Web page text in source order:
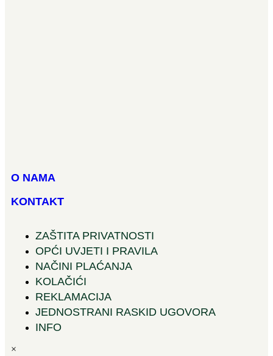
O NAMA
KONTAKT
ZAŠTITA PRIVATNOSTI
OPĆI UVJETI I PRAVILA
NAČINI PLAĆANJA
KOLAČIĆI
REKLAMACIJA
JEDNOSTRANI RASKID UGOVORA
INFO
×